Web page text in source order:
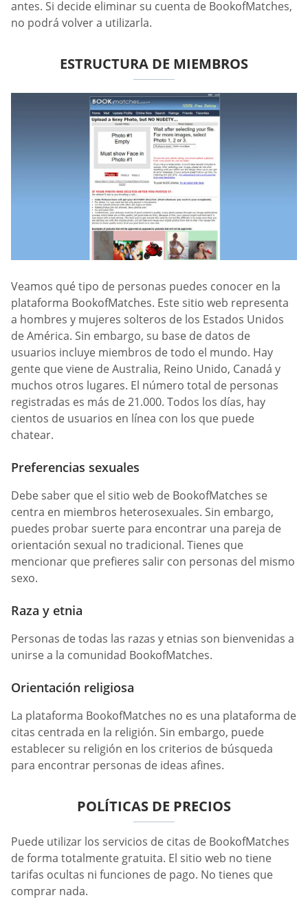
antes. Si decide eliminar su cuenta de BookofMatches,
no podrá volver a utilizarla.
ESTRUCTURA DE MIEMBROS
Veamos qué tipo de personas puedes conocer en la
plataforma BookofMatches. Este sitio web representa
a hombres y mujeres solteros de los Estados Unidos
de América. Sin embargo, su base de datos de
usuarios incluye miembros de todo el mundo. Hay
gente que viene de Australia, Reino Unido, Canadá y
muchos otros lugares. El número total de personas
registradas es más de 21.000. Todos los días, hay
cientos de usuarios en línea con los que puede
chatear.
Preferencias sexuales
Debe saber que el sitio web de BookofMatches se
centra en miembros heterosexuales. Sin embargo,
puedes probar suerte para encontrar una pareja de
orientación sexual no tradicional. Tienes que
mencionar que prefieres salir con personas del mismo
sexo.
Raza y etnia
Personas de todas las razas y etnias son bienvenidas a
unirse a la comunidad BookofMatches.
Orientación religiosa
La plataforma BookofMatches no es una plataforma de
citas centrada en la religión. Sin embargo, puede
establecer su religión en los criterios de búsqueda
para encontrar personas de ideas afines.
POLÍTICAS DE PRECIOS
Puede utilizar los servicios de citas de BookofMatches
de forma totalmente gratuita. El sitio web no tiene
tarifas ocultas ni funciones de pago. No tienes que
comprar nada.